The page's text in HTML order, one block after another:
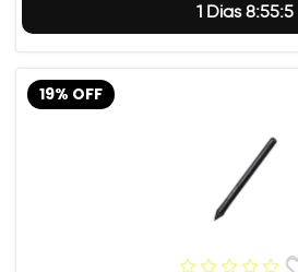
1 Dias 8:55:4
19% OFF